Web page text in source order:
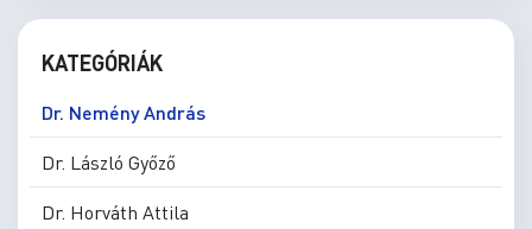
KATEGÓRIÁK
Dr. Nemény András
Dr. László Győző
Dr. Horváth Attila